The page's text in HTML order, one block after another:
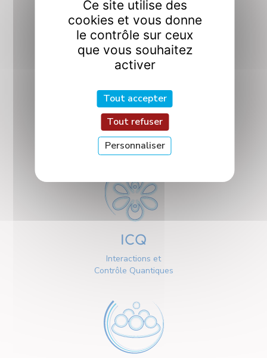
CO2M
Conception, Optimisation
et Modélisation
en Mécanique
ICQ
Interactions et
Contrôle Quantiques
Ce site utilise des
cookies et vous donne
le contrôle sur ceux
que vous souhaitez
activer
Tout accepter
Tout refuser
Personnaliser